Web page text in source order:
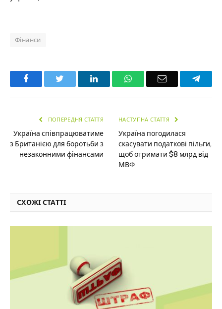
Фінанси
Facebook LinkedInWhatsAppEmail
ПОПЕРЕДНЯ СТАТТЯ
Україна співпрацюватиме
з Британією для боротьби з
незаконними фінансами
НАСТУПНА СТАТТЯ
Україна погодилася
скасувати податкові пільги,
щоб отримати $8 млрд від
МВФ
СХОЖІ СТАТТІ